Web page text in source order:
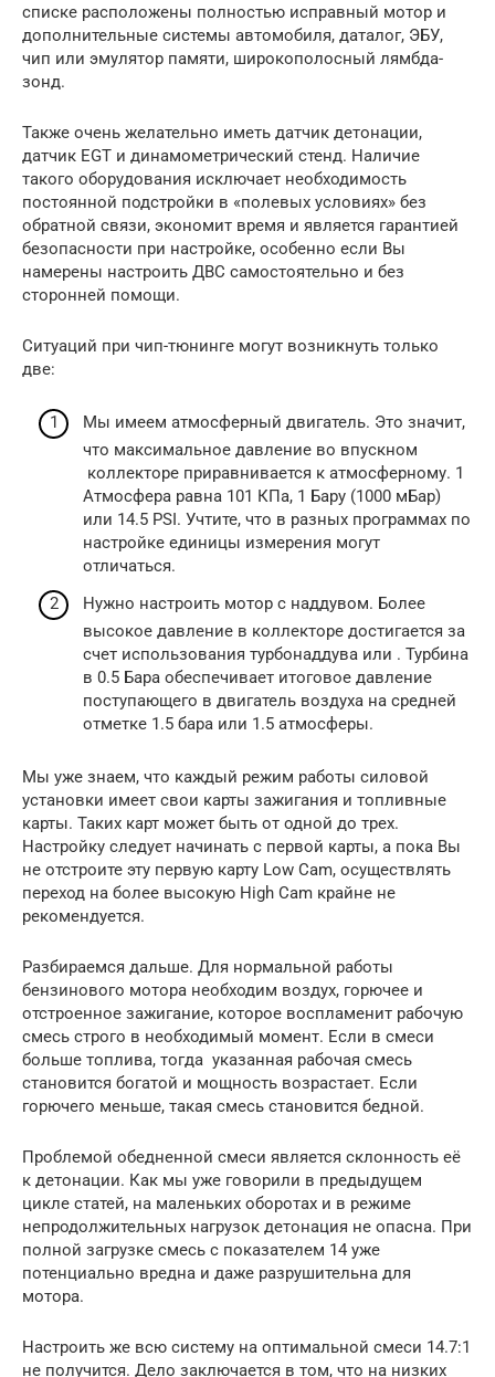
списке расположены полностью исправный мотор и
дополнительные системы автомобиля, даталог, ЭБУ,
чип или эмулятор памяти, широкополосный лямбда-
зонд.
Также очень желательно иметь датчик детонации,
датчик EGT и динамометрический стенд. Наличие
такого оборудования исключает необходимость
постоянной подстройки в «полевых условиях» без
обратной связи, экономит время и является гарантией
безопасности при настройке, особенно если Вы
намерены настроить ДВС самостоятельно и без
сторонней помощи.
Ситуаций при чип-тюнинге могут возникнуть только
две:
Мы имеем атмосферный двигатель. Это значит,
что максимальное давление во впускном
коллекторе приравнивается к атмосферному. 1
Атмосфера равна 101 КПа, 1 Бару (1000 мБар)
или 14.5 PSI. Учтите, что в разных программах по
настройке единицы измерения могут
отличаться.
Нужно настроить мотор с наддувом. Более
высокое давление в коллекторе достигается за
счет использования турбонаддува или . Турбина
в 0.5 Бара обеспечивает итоговое давление
поступающего в двигатель воздуха на средней
отметке 1.5 бара или 1.5 атмосферы.
Мы уже знаем, что каждый режим работы силовой
установки имеет свои карты зажигания и топливные
карты. Таких карт может быть от одной до трех.
Настройку следует начинать с первой карты, а пока Вы
не отстроите эту первую карту Low Cam, осуществлять
переход на более высокую High Cam крайне не
рекомендуется.
Разбираемся дальше. Для нормальной работы
бензинового мотора необходим воздух, горючее и
отстроенное зажигание, которое воспламенит рабочую
смесь строго в необходимый момент. Если в смеси
больше топлива, тогда указанная рабочая смесь
становится богатой и мощность возрастает. Если
горючего меньше, такая смесь становится бедной.
Проблемой обедненной смеси является склонность её
к детонации. Как мы уже говорили в предыдущем
цикле статей, на маленьких оборотах и в режиме
непродолжительных нагрузок детонация не опасна. При
полной загрузке смесь с показателем 14 уже
потенциально вредна и даже разрушительна для
мотора.
Настроить же всю систему на оптимальной смеси 14.7:1
не получится. Дело заключается в том, что на низких